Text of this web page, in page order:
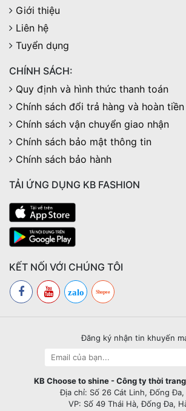
Giới thiệu
Liên hệ
Tuyển dụng
CHÍNH SÁCH:
Quy định và hình thức thanh toán
Chính sách đổi trả hàng và hoàn tiền
Chính sách vận chuyển giao nhận
Chính sách bảo mật thông tin
Chính sách bảo hành
TẢI ỨNG DỤNG KB FASHION
KẾT NỐI VỚI CHÚNG TÔI
zalo Shopee
Đăng ký nhận tin khuyến
KB Choose to shine - Công ty thời
Địa chỉ: Số 26 Cát Linh, Đống Đa,
VP: Số 49 Thái Hà, Đống Đa,